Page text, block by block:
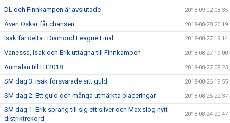
DL och Finnkampen är avslutade 2018-09-02 08:35
Även Oskar får chansen 2018-08-28 20:19
Isak får delta i Diamond League Final 2018-08-27 19:14
Vanessa, Isak och Erik uttagna till Finnkampen 2018-08-27 19:00
Anmälan till HT2018 2018-08-27 08:23
SM dag 3: Isak försvarade sitt guld 2018-08-26 19:55
SM dag 2: Ett guld och många utmärkta placeringar 2018-08-25 22:37
SM dag 1: Erik sprang till sig ett silver och Max slog nytt
distriktrekord
2018-08-24 20:47